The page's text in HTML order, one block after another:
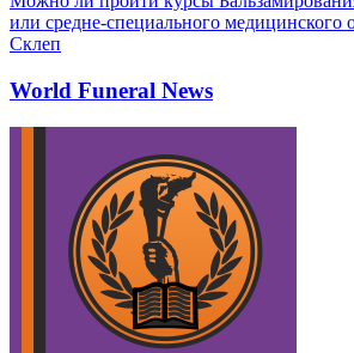
или средне-специального медицинского
Склеп
World Funeral News